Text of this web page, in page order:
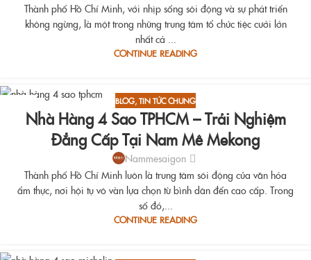
Thành phố Hồ Chí Minh, với nhịp sống sôi động và sự phát triển
không ngừng, là một trong những trung tâm tổ chức tiệc cưới lớn
nhất cả ...
CONTINUE READING
15 BLOG,TIN TỨC CHUNG
Nhà Hàng 4 Sao TPHCM – Trải Nghiệm
Đẳng Cấp Tại Nam Mê Mekong
Nammesaigon
Thành phố Hồ Chí Minh luôn là trung tâm sôi động của văn hóa
ẩm thực, nơi hội tụ vô vàn lựa chọn từ bình dân đến cao cấp. Trong
số đó,...
CONTINUE READING